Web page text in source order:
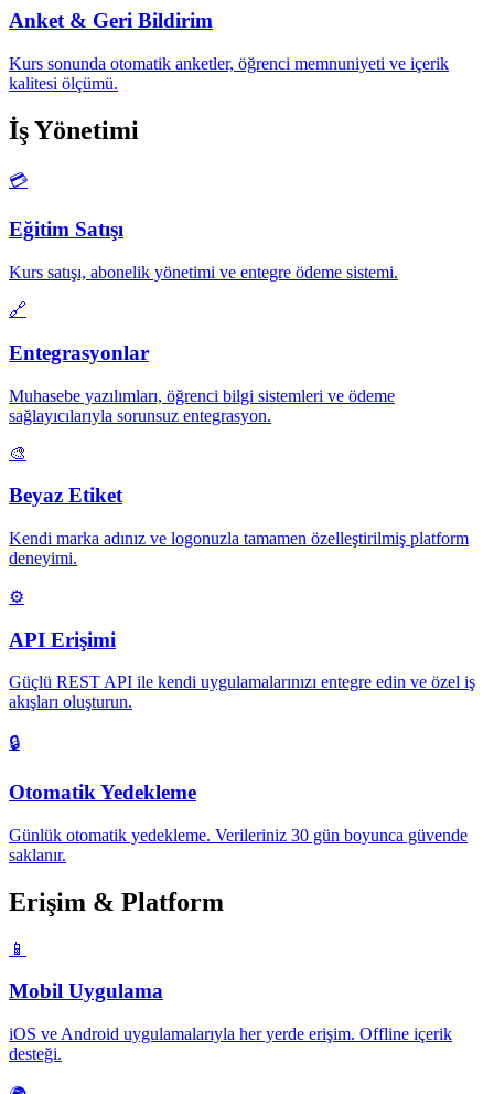
Anket & Geri Bildirim
Kurs sonunda otomatik anketler, öğrenci memnuniyeti ve içerik
kalitesi ölçümü.
İş Yönetimi
💳
Eğitim Satışı
Kurs satışı, abonelik yönetimi ve entegre ödeme sistemi.
🔗
Entegrasyonlar
Muhasebe yazılımları, öğrenci bilgi sistemleri ve ödeme
sağlayıcılarıyla sorunsuz entegrasyon.
🎨
Beyaz Etiket
Kendi marka adınız ve logonuzla tamamen özelleştirilmiş platform
deneyimi.
⚙️
API Erişimi
Güçlü REST API ile kendi uygulamalarınızı entegre edin ve özel iş
akışları oluşturun.
🔒
Otomatik Yedekleme
Günlük otomatik yedekleme. Verileriniz 30 gün boyunca güvende
saklanır.
Erişim & Platform
📱
Mobil Uygulama
iOS ve Android uygulamalarıyla her yerde erişim. Offline içerik
desteği.